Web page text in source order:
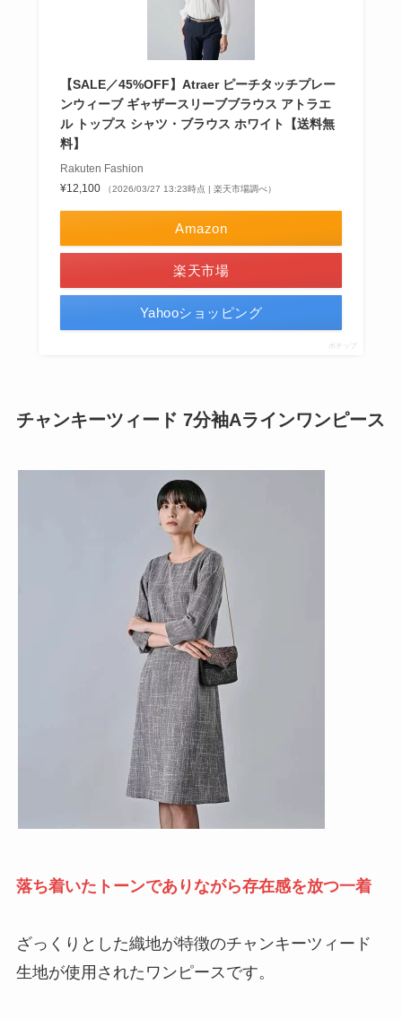
【SALE／45%OFF】Atraer ピーチタッチプレー
ンウィーブ ギャザースリーブブラウス アトラエ
ル トップス シャツ・ブラウス ホワイト【送料無
料】
Rakuten Fashion
¥12,100
（2026/03/27 13:23時点 | 楽天市場調べ）
Amazon
楽天市場
Yahooショッピング
ポチップ
チャンキーツィード 7分袖Aラインワンピース
落ち着いたトーンでありながら存在感を放つ一着
ざっくりとした織地が特徴のチャンキーツィード
生地が使用されたワンピースです。